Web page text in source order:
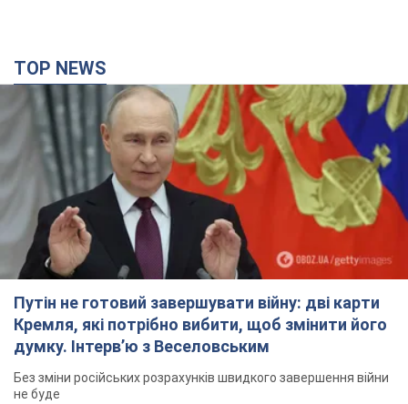
TOP NEWS
Путін не готовий завершувати війну: дві карти
Кремля, які потрібно вибити, щоб змінити його
думку. Інтерв’ю з Веселовським
Без зміни російських розрахунків швидкого завершення війни
не буде